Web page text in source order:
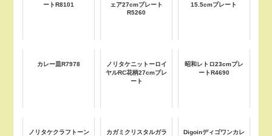
ートR8101
ェア27cmプレート
R5260
15.5cmプレート
カレー皿R7978
ノリタケニットーロイ
ヤルRC花柄27cmプレ
ート
昭和レトロ23cmプレ
ートR4690
ノリタケクラフトーン
カガミクリスタルガラ
Digoinディゴワンカレ